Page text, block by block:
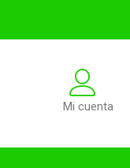
Mi cuenta